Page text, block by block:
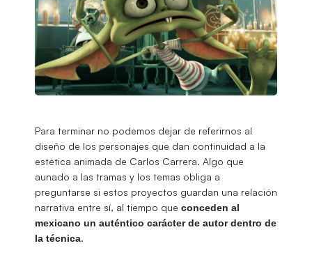
Para terminar no podemos dejar de referirnos al
diseño de los personajes que dan continuidad a la
estética animada de Carlos Carrera. Algo que
aunado a las tramas y los temas obliga a
preguntarse si estos proyectos guardan una relación
narrativa entre sí, al tiempo que conceden al
mexicano un auténtico carácter de autor dentro de
la técnica.